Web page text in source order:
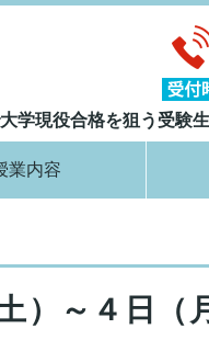
現役合格指導塾 ナイト受
現役合格を狙う受験
業内容
）～４日（